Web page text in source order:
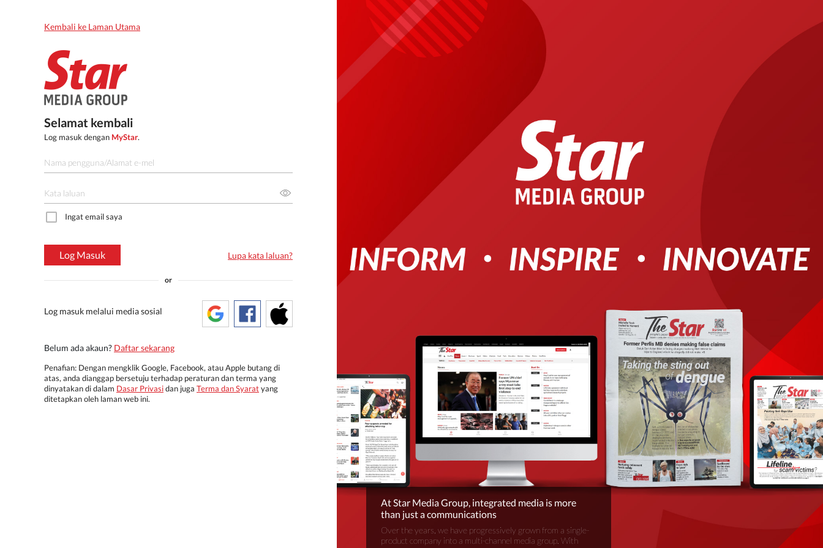
Kembali ke Laman Utama
Selamat kembali
Log masuk dengan MyStar.
Ingat email saya
Log Masuk Lupa kata laluan?
or
Log masuk melalui media sosial
Belum ada akaun? Daftar sekarang
Penafian: Dengan mengklik Google, Facebook, atau Apple butang di
atas, anda dianggap bersetuju terhadap peraturan dan terma yang
dinyatakan di dalam Dasar Privasidan juga Terma dan Syaratyang
ditetapkan oleh laman web ini.
At Star Media Group, integrated media is more
than just a communications
Over the years, we have progressively grown from a single-
product company into a multi-channel media group. With